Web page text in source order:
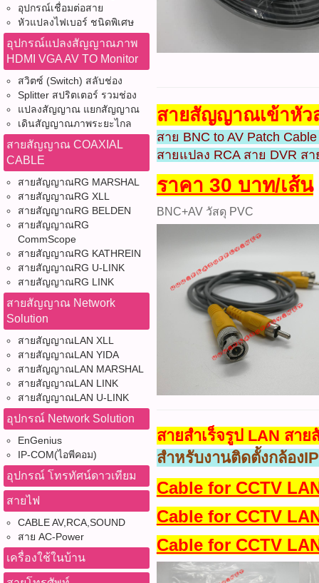
อุปกรณ์เชื่อมต่อสาย
หัวแปลงไฟเบอร์ ชนิดพิเศษ
อุปกรณ์แปลงสัญญาณภาพ
HDMI VGA AV TO Monitor
สวิตซ์ (Switch) สลับช่อง
Splitter สปริตเตอร์ รวมช่อง
แปลงสัญญาณ แยกสัญญาณ
เดินสัญญาณภาพระยะไกล
สายสัญญาณ COAXIAL
CABLE
สายสัญญาณRG MARSHAL
สายสัญญาณRG XLL
สายสัญญาณRG BELDEN
สายสัญญาณRG
CommScope
สายสัญญาณRG KATHREIN
สายสัญญาณRG U-LINK
สายสัญญาณRG LINK
สายสัญญาณ Network
Solution
สายสัญญาณLAN XLL
สายสัญญาณLAN YIDA
สายสัญญาณLAN MARSHAL
สายสัญญาณLAN LINK
สายสัญญาณLAN U-LINK
อุปกรณ์ Network Solution
EnGenius
IP-COM(ไอพีคอม)
อุปกรณ์ โทรทัศน์ดาวเทียม
สายไฟ
CABLE AV,RCA,SOUND
สาย AC-Power
เครื่องใช้ในบ้าน
สายสัญญาณเข้าหัว
สาย BNC to AV Patch
สายแปลง RCA สาย DVR สา
ราคา 30 บาท/เส้น
BNC+AV วัสดุ PVC
สายสำเร็จรูป LAN สา
สำหรับงานติดตั้งกล้อง
Cable for CCTV
Cable for CCTV
Cable for CCTV